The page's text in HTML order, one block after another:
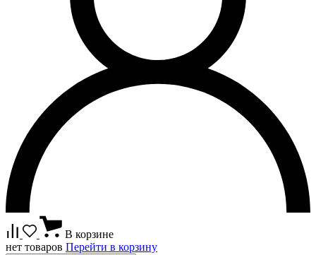
В корзине
нет товаров Перейти в корзину